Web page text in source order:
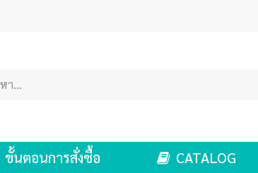
ขั้นตอนการสั่งซื้อ CATALOG